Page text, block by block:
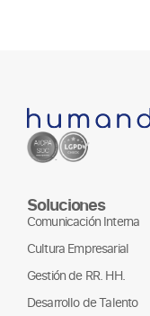
Soluciones
Comunicación Interna
Cultura Empresarial
Gestión de RR. HH.
Desarrollo de Talento